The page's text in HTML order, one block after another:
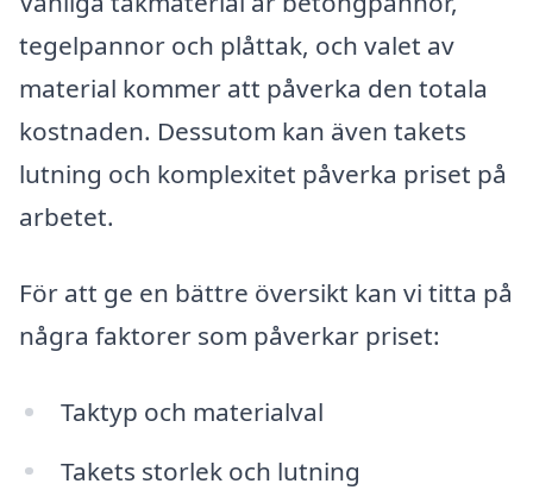
tegelpannor och plåttak, och valet av
material kommer att påverka den totala
kostnaden. Dessutom kan även takets
lutning och komplexitet påverka priset på
arbetet.
För att ge en bättre översikt kan vi titta på
några faktorer som påverkar priset:
Taktyp och materialval
Takets storlek och lutning